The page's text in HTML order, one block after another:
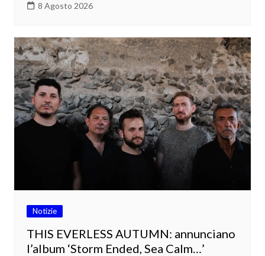
8 Agosto 2026
Notizie
THIS EVERLESS AUTUMN: annunciano
l’album ‘Storm Ended, Sea Calm…’